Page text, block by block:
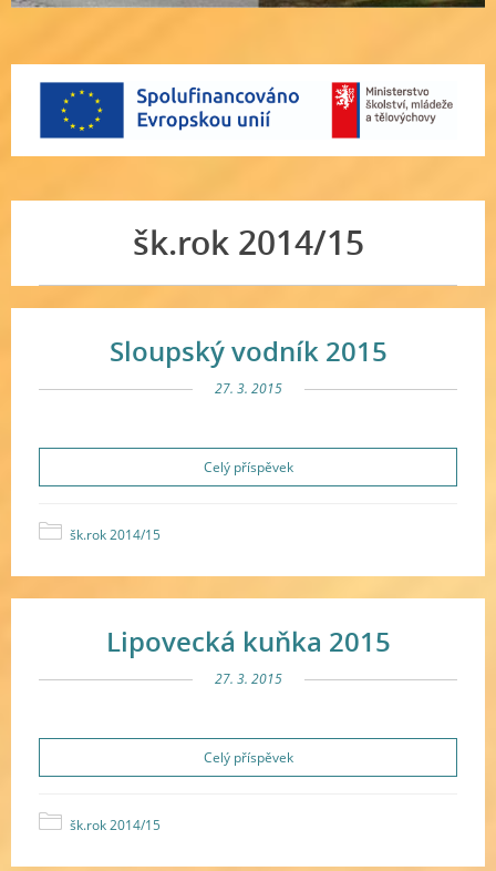
šk.rok 2014/15
Sloupský vodník 2015
27. 3. 2015
Celý příspěvek
šk.rok 2014/15
Lipovecká kuňka 2015
27. 3. 2015
Celý příspěvek
šk.rok 2014/15